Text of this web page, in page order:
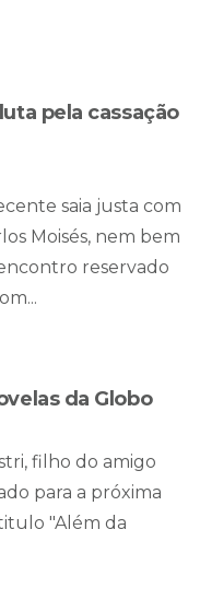
pela cassação
saia justa com
Moisés, nem bem
reservado
da Globo
filho do amigo
para a próxima
"Além da